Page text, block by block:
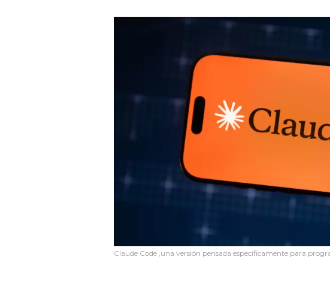
Claude Code ,una versión pensada específicamente para